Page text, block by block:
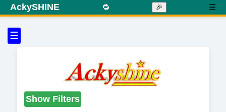
☰
AckySHINE 🔁 🎉 ☰
Show Filters